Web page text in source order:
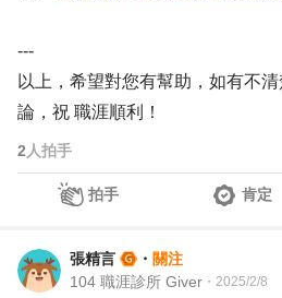
---
以上，希望對您有幫助，如有不
論，祝 職涯順利！
2 人拍手
拍手 肯定
張精言 ・ 關注
104 職涯診所 Giver ・ 2025/2/8